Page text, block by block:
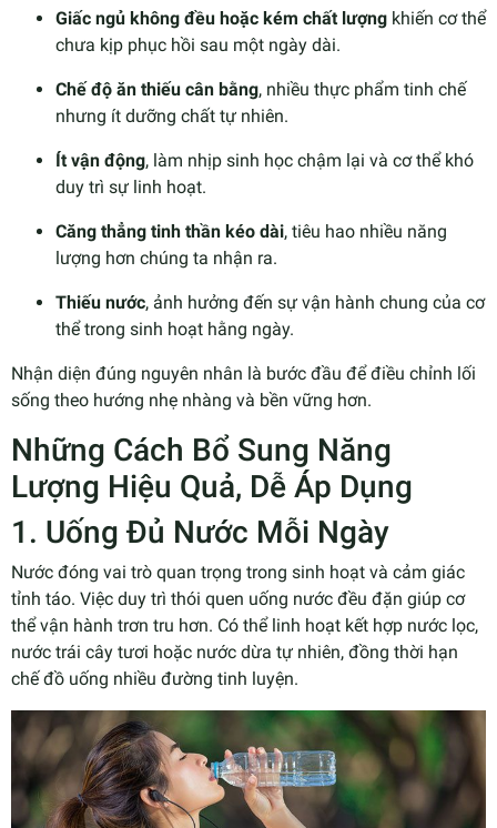
Giấc ngủ không đều hoặc kém chất lượng khiến cơ thể
chưa kịp phục hồi sau một ngày dài.
Chế độ ăn thiếu cân bằng, nhiều thực phẩm tinh chế
nhưng ít dưỡng chất tự nhiên.
Ít vận động, làm nhịp sinh học chậm lại và cơ thể khó
duy trì sự linh hoạt.
Căng thẳng tinh thần kéo dài, tiêu hao nhiều năng
lượng hơn chúng ta nhận ra.
Thiếu nước, ảnh hưởng đến sự vận hành chung của cơ
thể trong sinh hoạt hằng ngày.
Nhận diện đúng nguyên nhân là bước đầu để điều chỉnh lối
sống theo hướng nhẹ nhàng và bền vững hơn.
Những Cách Bổ Sung Năng
Lượng Hiệu Quả, Dễ Áp Dụng
1. Uống Đủ Nước Mỗi Ngày
Nước đóng vai trò quan trọng trong sinh hoạt và cảm giác
tỉnh táo. Việc duy trì thói quen uống nước đều đặn giúp cơ
thể vận hành trơn tru hơn. Có thể linh hoạt kết hợp nước lọc,
nước trái cây tươi hoặc nước dừa tự nhiên, đồng thời hạn
chế đồ uống nhiều đường tinh luyện.